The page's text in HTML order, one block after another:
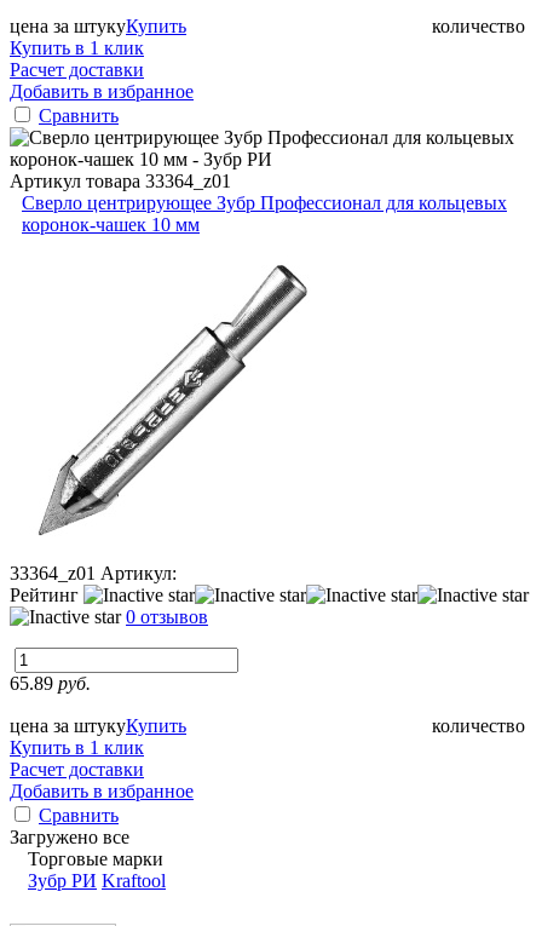
цена за штуку количество
Купить
Купить в 1 клик
Расчет доставки
Добавить в избранное
Сравнить
Артикул товара 33364_z01
Сверло центрирующее Зубр Профессионал для кольцевых
коронок-чашек 10 мм
33364_z01 Артикул:
Рейтинг
0 отзывов
65.89 руб.
цена за штуку количество
Купить
Купить в 1 клик
Расчет доставки
Добавить в избранное
Сравнить
Загружено все
Торговые марки
Зубр РИ Kraftool